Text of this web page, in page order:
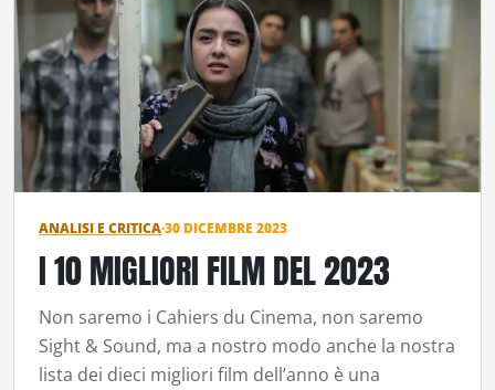
ANALISI E CRITICA·30 DICEMBRE 2023
I 10 MIGLIORI FILM DEL 2023
Non saremo i Cahiers du Cinema, non saremo
Sight & Sound, ma a nostro modo anche la nostra
lista dei dieci migliori film dell’anno è una